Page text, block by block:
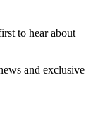
to hear about
and exclusive